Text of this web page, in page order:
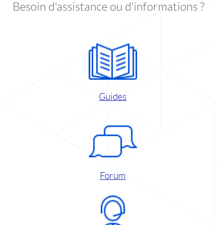
Besoin d'assistance ou d'informations ?
Guides
Forum